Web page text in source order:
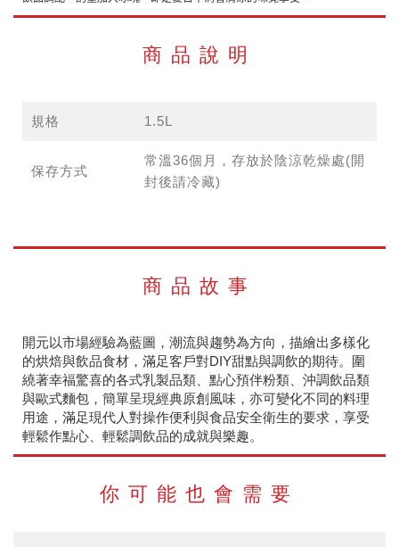
商品說明
規格 1.5L
保存方式
常溫36個月，存放於陰涼乾燥處(開
封後請冷藏)
商品故事
開元以市場經驗為藍圖，潮流與趨勢為方向，描繪出多樣化
的烘焙與飲品食材，滿足客戶對DIY甜點與調飲的期待。圍
繞著幸福驚喜的各式乳製品類、點心預伴粉類、沖調飲品類
與歐式麵包，簡單呈現經典原創風味，亦可變化不同的料理
用途，滿足現代人對操作便利與食品安全衛生的要求，享受
輕鬆作點心、輕鬆調飲品的成就與樂趣。
你可能也會需要